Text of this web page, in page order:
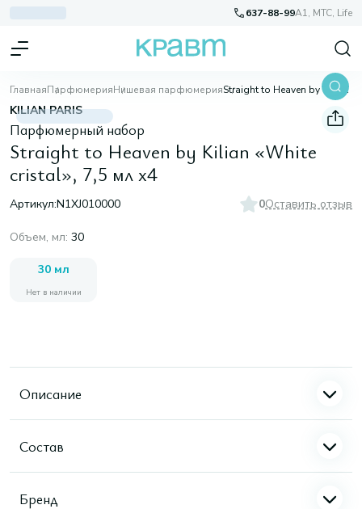
637-88-99A1, МТС, Life
ГлавнаяПарфюмерияНишевая парфюмерия Straight to Heaven by Kilian «White cristal», 7,5 мл х4
KILIAN PARIS
Парфюмерный набор
Straight to Heaven by Kilian «White
cristal», 7,5 мл х4
Артикул:N1XJ010000 0Оставить отзыв
Объем, мл: 30
30 мл
Нет в наличии
Описание
Состав
Бренд